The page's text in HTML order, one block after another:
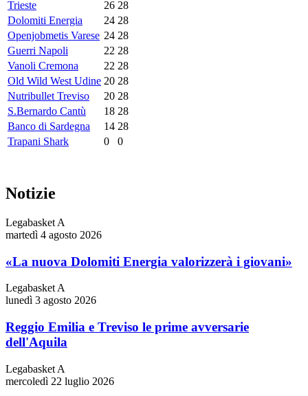
Trieste 26 28
Dolomiti Energia
24 28
Openjobmetis Varese 24 28
Guerri Napoli
22 28
Vanoli Cremona
22 28
Old Wild West Udine 20 28
Nutribullet Treviso
20 28
S.Bernardo Cantù
18 28
Banco di Sardegna
14 28
Trapani Shark
0 0
Notizie
Legabasket A
martedì 4 agosto 2026
«La nuova Dolomiti Energia valorizzerà i giovani»
Legabasket A
lunedì 3 agosto 2026
Reggio Emilia e Treviso le prime avversarie
dell'Aquila
Legabasket A
mercoledì 22 luglio 2026